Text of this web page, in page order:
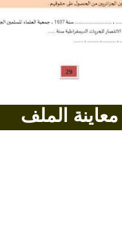
بحوث الفيزياء
بحوث اللغة
بحوث في
معاينة الملف